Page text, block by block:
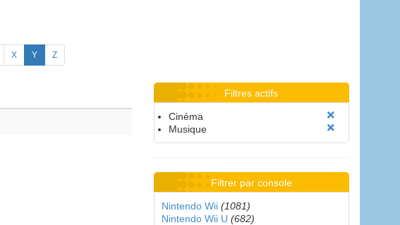
X Y Z
Filtres actifs
Cinéma
Musique
Filtrer par console
Nintendo Wii (1081)
Nintendo Wii U (682)